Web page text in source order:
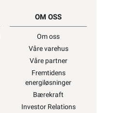
OM OSS
Om oss
Våre varehus
Våre partner
Fremtidens
energiløsninger
Bærekraft
Investor Relations